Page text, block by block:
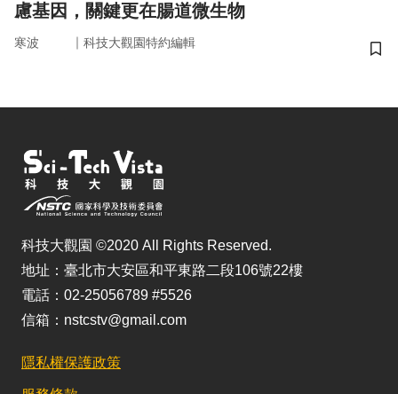
慮基因，關鍵更在腸道微生物
寒波 ｜ 科技大觀園特約編輯
儲
科技大觀園 ©2020 All Rights Reserved.
地址：臺北市大安區和平東路二段106號22樓
電話：02-25056789 #5526
信箱：nstcstv@gmail.com
隱私權保護政策